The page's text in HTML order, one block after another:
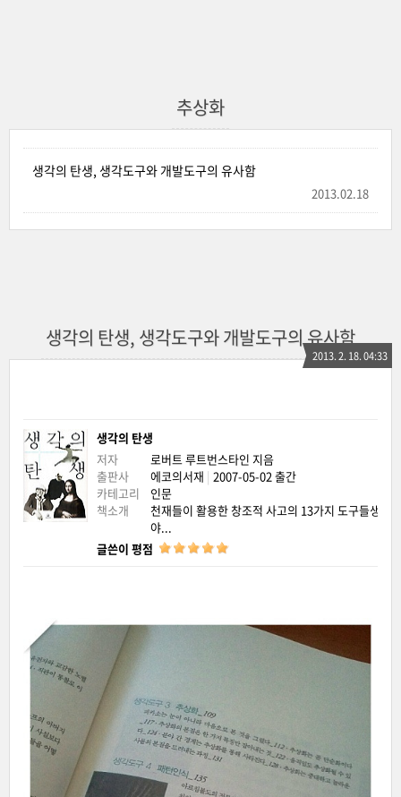
추상화
생각의 탄생, 생각도구와 개발도구의 유사함
2013.02.18
생각의 탄생, 생각도구와 개발도구의 유사함
2013. 2. 18. 04:33
생각의 탄생
저자
로버트 루트번스타인 지음
출판사
에코의서재 | 2007-05-02 출간
카테고리
인문
책소개
천재들이 활용한 창조적 사고의 13가지 도구들생각
야...
글쓴이 평점